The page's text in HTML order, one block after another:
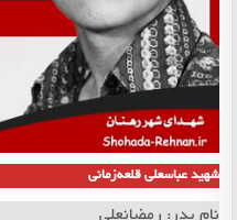
شهید عباسعلی قلعه‌زمانی
نام پدر: رمضانعلی